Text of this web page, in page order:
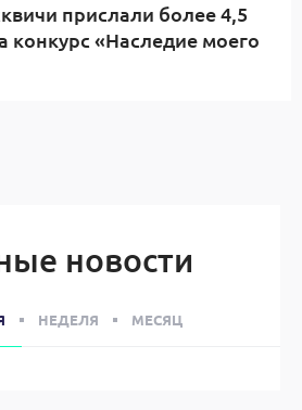
прислали более 4,5
конкурс «Наследие моего
новости
НЕДЕЛЯ МЕСЯЦ